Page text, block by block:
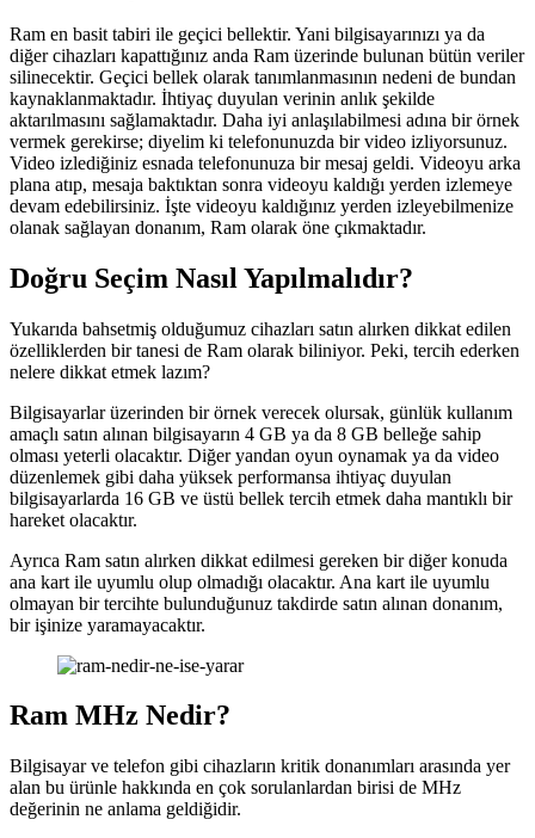
Ram en basit tabiri ile geçici bellektir. Yani bilgisayarınızı ya da
diğer cihazları kapattığınız anda Ram üzerinde bulunan bütün veriler
silinecektir. Geçici bellek olarak tanımlanmasının nedeni de bundan
kaynaklanmaktadır. İhtiyaç duyulan verinin anlık şekilde
aktarılmasını sağlamaktadır. Daha iyi anlaşılabilmesi adına bir örnek
vermek gerekirse; diyelim ki telefonunuzda bir video izliyorsunuz.
Video izlediğiniz esnada telefonunuza bir mesaj geldi. Videoyu arka
plana atıp, mesaja baktıktan sonra videoyu kaldığı yerden izlemeye
devam edebilirsiniz. İşte videoyu kaldığınız yerden izleyebilmenize
olanak sağlayan donanım, Ram olarak öne çıkmaktadır.
Doğru Seçim Nasıl Yapılmalıdır?
Yukarıda bahsetmiş olduğumuz cihazları satın alırken dikkat edilen
özelliklerden bir tanesi de Ram olarak biliniyor. Peki, tercih ederken
nelere dikkat etmek lazım?
Bilgisayarlar üzerinden bir örnek verecek olursak, günlük kullanım
amaçlı satın alınan bilgisayarın 4 GB ya da 8 GB belleğe sahip
olması yeterli olacaktır. Diğer yandan oyun oynamak ya da video
düzenlemek gibi daha yüksek performansa ihtiyaç duyulan
bilgisayarlarda 16 GB ve üstü bellek tercih etmek daha mantıklı bir
hareket olacaktır.
Ayrıca Ram satın alırken dikkat edilmesi gereken bir diğer konuda
ana kart ile uyumlu olup olmadığı olacaktır. Ana kart ile uyumlu
olmayan bir tercihte bulunduğunuz takdirde satın alınan donanım,
bir işinize yaramayacaktır.
Ram MHz Nedir?
Bilgisayar ve telefon gibi cihazların kritik donanımları arasında yer
alan bu ürünle hakkında en çok sorulanlardan birisi de MHz
değerinin ne anlama geldiğidir.